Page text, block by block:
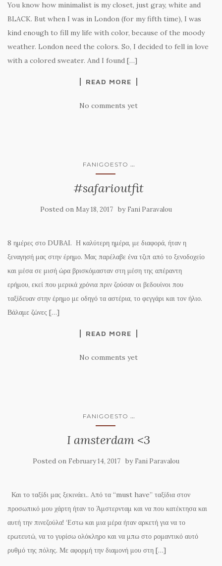
You know how minimalist is my closet, just gray, white and
BLACK. But when I was in London (for my fifth time), I was
kind enough to fill my life with color, because of the moody
weather. London need the colors. So, I decided to fell in love
with a colored sweater. And I found […]
READ MORE
No comments yet
FANIGOESTO ...
#safarioutfit
Posted on May 18, 2017 by Fani Paravalou
8 ημέρες στο DUBAI. Η καλύτερη ημέρα, με διαφορά, ήταν η
ξεναγησή μας στην έρημο. Μας παρέλαβε ένα τζιπ από το ξενοδοχείο
και μέσα σε μισή ώρα βρισκόμασταν στη μέση της απέραντη
ερήμου, εκεί που μερικά χρόνια πριν ζούσαν οι βεδουίνοι που
ταξίδευαν στην έρημο με οδηγό τα αστέρια, το φεγγάρι και τον ήλιο.
Βάλαμε ζώνες […]
READ MORE
No comments yet
FANIGOESTO ...
I amsterdam <3
Posted on February 14, 2017 by Fani Paravalou
Και το ταξίδι μας ξεκινάει.. Aπό τα “must have” ταξίδια στον
προσωπικό μου χάρτη ήταν το Άμστερνταμ και να που κατέκτησα και
αυτή την πινεζούλα! ‘Εστω και μια μέρα ήταν αρκετή για να το
ερωτευτώ, να το γυρίσω ολόκληρο και να μπω στο ρομαντικό αυτό
ρυθμό της πόλης. Με αφορμή την διαμονή μου στη […]